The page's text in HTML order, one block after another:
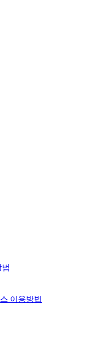
이용방법